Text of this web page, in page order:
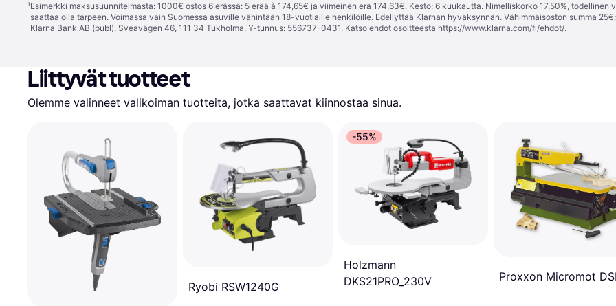
¹Esimerkki maksusuunnitelmasta: 1000€ ostos 6 erässä: 5 erää à 174,65€ ja viimeinen erä 174,63€. Kesto: 6 kuukautta. Nimelliskorko 17,50%,
saattaa olla tarpeen. Voimassa vain Suomessa asuville vähintään 18-vuotiaille henkilöille. Edellyttää Klarnan hyväksynnän. Vähimmäisoston summa
Klarna Bank AB (publ), Sveavägen 46, 111 34 Tukholma, Y-tunnus: 556737-0431. Katso ehdot osoitteesta https://www.klarna.com/fi/ehdot/.
Liittyvät tuotteet
Olemme valinneet valikoiman tuotteita, jotka saattavat kiinnostaa sinua.
Ryobi RSW1240G
-55%
Holzmann
DKS21PRO_230V
Proxxon Micromot